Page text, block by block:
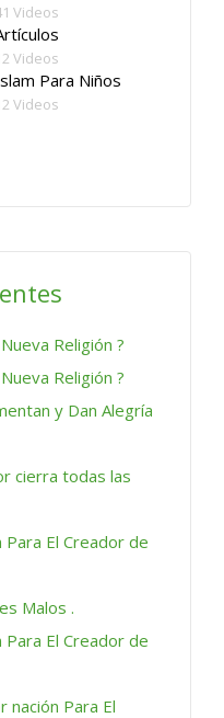
Videos
Videos
Para Niños
Videos
Religión ?
Religión ?
y Dan Alegría
cierra todas las
Para El Creador de
Malos .
Para El Creador de
nación Para El